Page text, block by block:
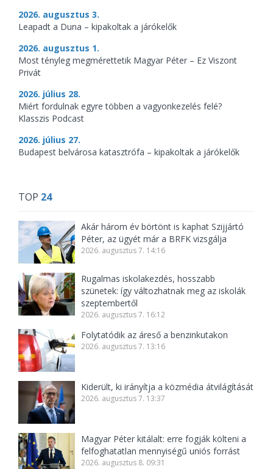
2026. augusztus 3.
Leapadt a Duna – kipakoltak a járókelők
2026. augusztus 1.
Most tényleg megmérettetik Magyar Péter – Ez Viszont
Privát
2026. július 28.
Miért fordulnak egyre többen a vagyonkezelés felé?
Klasszis Podcast
2026. július 27.
Budapest belvárosa katasztrófa – kipakoltak a járókelők
TOP 24
Akár három év börtönt is kaphat Szijjártó
Péter, az ügyét már a BRFK vizsgálja
2026. augusztus 7. 14:16
Rugalmas iskolakezdés, hosszabb
szünetek: így változhatnak meg az iskolák
szeptembertől
2026. augusztus 7. 16:12
Folytatódik az áreső a benzinkutakon
2026. augusztus 7. 13:16
Kiderült, ki irányítja a közmédia átvilágítását
2026. augusztus 7. 13:37
Magyar Péter kitálalt: erre fogják költeni a
felfoghatatlan mennyiségű uniós forrást
2026. augusztus 8. 09:31